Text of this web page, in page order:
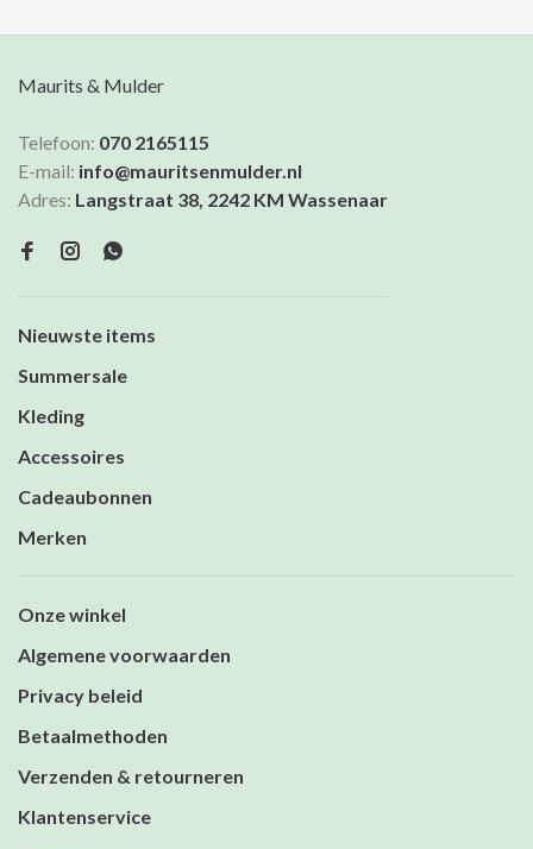
Maurits & Mulder
Telefoon: 070 2165115
E-mail: info@mauritsenmulder.nl
Adres: Langstraat 38, 2242 KM Wassenaar
Nieuwste items
Summersale
Kleding
Accessoires
Cadeaubonnen
Merken
Onze winkel
Algemene voorwaarden
Privacy beleid
Betaalmethoden
Verzenden & retourneren
Klantenservice